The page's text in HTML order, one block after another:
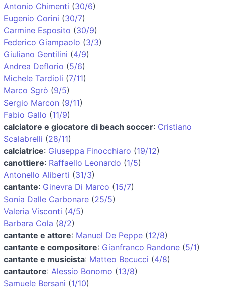
Antonio Chimenti (30/6)
Eugenio Corini (30/7)
Carmine Esposito (30/9)
Federico Giampaolo (3/3)
Giuliano Gentilini (4/9)
Andrea Deflorio (5/6)
Michele Tardioli (7/11)
Marco Sgrò (9/5)
Sergio Marcon (9/11)
Fabio Gallo (11/9)
calciatore e giocatore di beach soccer: Cristiano
Scalabrelli (28/11)
calciatrice: Giuseppa Finocchiaro (19/12)
canottiere: Raffaello Leonardo (1/5)
Antonello Aliberti (31/3)
cantante: Ginevra Di Marco (15/7)
Sonia Dalle Carbonare (25/5)
Valeria Visconti (4/5)
Barbara Cola (8/2)
cantante e attore: Manuel De Peppe (12/8)
cantante e compositore: Gianfranco Randone (5/1)
cantante e musicista: Matteo Becucci (4/8)
cantautore: Alessio Bonomo (13/8)
Samuele Bersani (1/10)